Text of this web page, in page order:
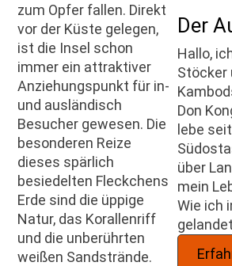
zum Opfer fallen. Direkt
vor der Küste gelegen,
ist die Insel schon
immer ein attraktiver
Anziehungspunkt für in-
und ausländisch
Besucher gewesen. Die
besonderen Reize
dieses spärlich
besiedelten Fleckchens
Erde sind die üppige
Natur, das Korallenriff
und die unberührten
weißen Sandstrände.
Der
Hallo,
Stöcker
Don
lebe
über
mein
Wie ich